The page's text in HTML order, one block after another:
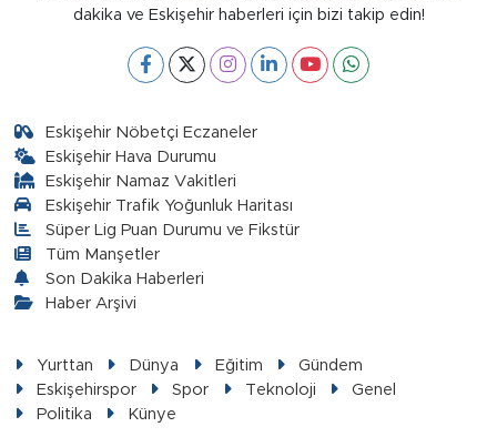
dakika ve Eskişehir haberleri için bizi takip edin!
Eskişehir Nöbetçi Eczaneler
Eskişehir Hava Durumu
Eskişehir Namaz Vakitleri
Eskişehir Trafik Yoğunluk Haritası
Süper Lig Puan Durumu ve Fikstür
Tüm Manşetler
Son Dakika Haberleri
Haber Arşivi
Yurttan Dünya Eğitim
Gündem
Eskişehirspor
Spor Teknoloji
Genel
Politika
Künye